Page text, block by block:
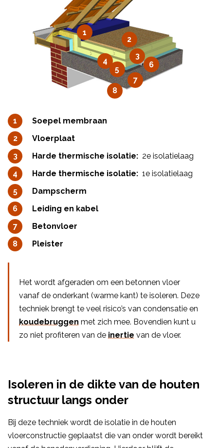
1
2
3
4
5
6
7
8
Soepel membraan
Vloerplaat
Harde thermische isolatie: 2e isolatielaag
Harde thermische isolatie: 1e isolatielaag
Dampscherm
Leiding en kabel
Betonvloer
Pleister
Het wordt afgeraden om een betonnen vloer
vanaf de onderkant (warme kant) te isoleren. Deze
techniek brengt te veel risico’s van condensatie en
koudebruggen met zich mee. Bovendien kunt u
zo niet profiteren van de inertie van de vloer.
Isoleren in de dikte van de houten
structuur langs onder
Bij deze techniek wordt de isolatie in de houten
vloerconstructie geplaatst die van onder wordt bereikt